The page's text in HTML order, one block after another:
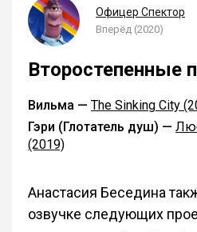
Офицер Спектор
Вперёд (2020)
Второстепенные
Вильма — The Sinking City
Гэри (Глотатель душ) —
(2019)
Анастасия Беседина
озвучке следующих